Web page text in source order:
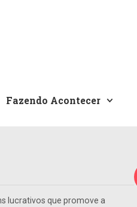
Fazendo Acontecer
lucrativos que promove a